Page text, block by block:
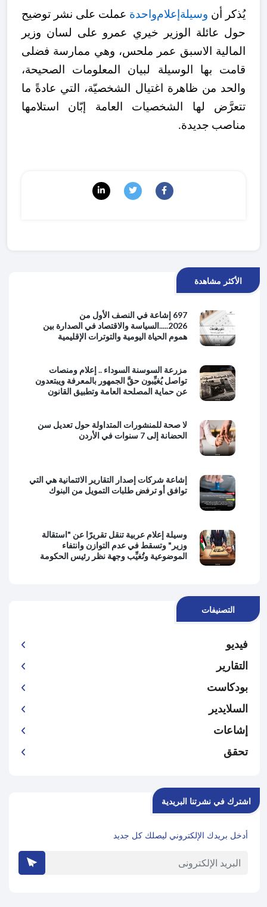
يُذكر أن وسيلةإعلامواحدة عملت على نشر توضيح
حول عائلة الوزير خيري عمرو على لسان وزير
المالية الاسبق عمر ملحس، وهي ممارسة فضلى
قامت بها الوسيلة لبيان المعلومات الصحيحة،
والحد من ظاهرة اغتيال الشخصيّة، التي عادةً ما
تتعرَّض لها الشخصيات العامة إبّان استلامها
مناصب جديدة.
الأكثر مشاهدة
697 إشاعة في النصف الأول من
2026.....السياسة والاقتصاد في الصدارة بين
هموم الحياة اليومية والتوترات الإقليمية
مزرعة السوسنة السوداء .. إعلام ومنصات
تواصل يُغيِّبون حقَّ الجمهور بالمعرفة ويبتعدون
عن حماية المصلحة العامة وتطبيق القانون
لا صحة للمنشورات المتداولة حول تعديل سن
الحضانة إلى 7 سنوات في الأردن
إشاعة شركات إصدار التقارير الائتمانية هي التي
توافق أو ترفض طلبات التمويل من البنوك
وسيلة إعلام عربية تنقل تقريرًا عن "استقالة
وزير" وتسقط في عدم التوازن وانتفاء
الموضوعية وتُغيِّب وجهة نظر رئيس الحكومة
التصنيفات
فيديو
التقارير
بودكاست
السلايدير
إشاعات
تحقق
اشترك في نشرتنا البريدية
أدخل بريدك الإلكتروني ليصلك كل جديد